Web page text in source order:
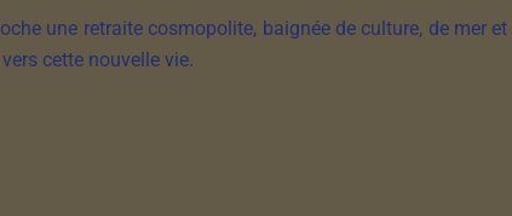
une retraite cosmopolite, baignée de culture, de mer
cette nouvelle vie.